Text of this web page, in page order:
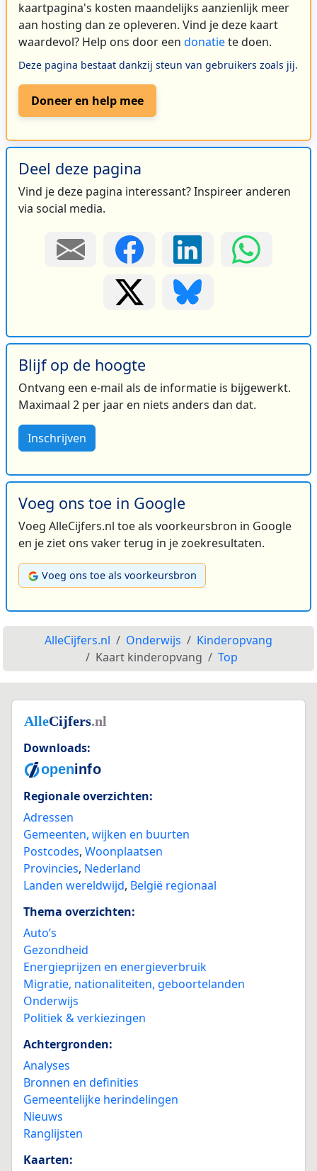
kaartpagina's kosten maandelijks aanzienlijk meer
aan hosting dan ze opleveren. Vind je deze kaart
waardevol? Help ons door een donatiete doen.
Deze pagina bestaat dankzij steun van gebruikers zoals jij.
Doneer en help mee
Deel deze pagina
Vind je deze pagina interessant? Inspireer anderen
via social media.
Blijf op de hoogte
Ontvang een e-mail als de informatie is bijgewerkt.
Maximaal 2 per jaar en niets anders dan dat.
Inschrijven
Voeg ons toe in Google
Voeg AlleCijfers.nl toe als voorkeursbron in Google
en je ziet ons vaker terug in je zoekresultaten.
Voeg ons toe als voorkeursbron
AlleCijfers.nl Onderwijs
Kinderopvang
Kaart kinderopvang
Top
Downloads:
Regionale overzichten:
Adressen
Gemeenten, wijken en buurten
Postcodes, Woonplaatsen
Provincies, Nederland
Landen wereldwijd, België regionaal
Thema overzichten:
Auto’s
Gezondheid
Energieprijzen en energieverbruik
Migratie, nationaliteiten, geboortelanden
Onderwijs
Politiek & verkiezingen
Achtergronden:
Analyses
Bronnen en definities
Gemeentelijke herindelingen
Nieuws
Ranglijsten
Kaarten: